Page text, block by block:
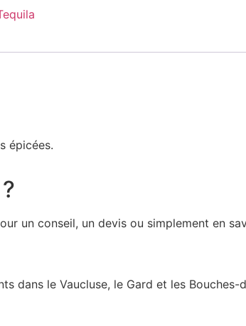
épicées.
un conseil, un devis ou simplement en
dans le Vaucluse, le Gard et les Bouches-